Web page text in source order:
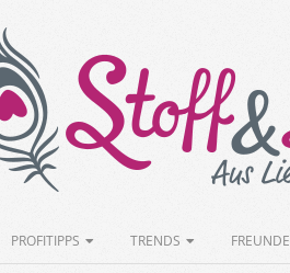
Stoff&Liebe
PROFITIPPS TRENDS FREUNDE